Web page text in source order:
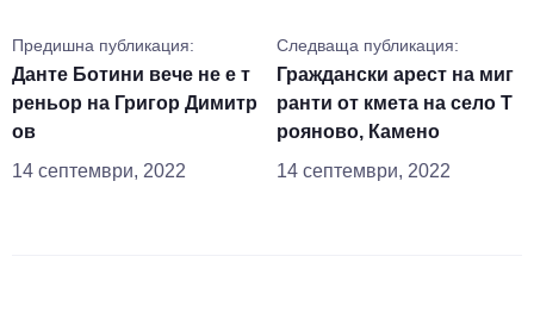
Предишна публикация:
Данте Ботини вече не е т
реньор на Григор Димитр
ов
14 септември, 2022
Следваща публикация:
Граждански арест на миг
ранти от кмета на село Т
рояново, Камено
14 септември, 2022